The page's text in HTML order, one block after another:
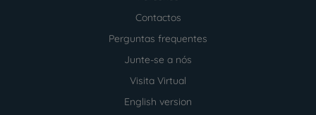
Contactos
Perguntas frequentes
Junte-se a nós
Visita Virtual
English version